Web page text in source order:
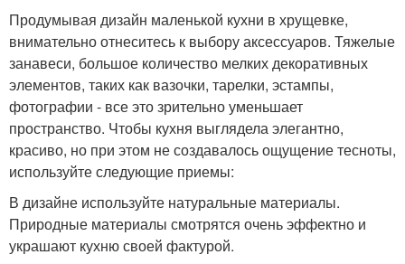
Продумывая дизайн маленькой кухни в хрущевке,
внимательно отнеситесь к выбору аксессуаров. Тяжелые
занавеси, большое количество мелких декоративных
элементов, таких как вазочки, тарелки, эстампы,
фотографии - все это зрительно уменьшает
пространство. Чтобы кухня выглядела элегантно,
красиво, но при этом не создавалось ощущение тесноты,
используйте следующие приемы:
В дизайне используйте натуральные материалы.
Природные материалы смотрятся очень эффектно и
украшают кухню своей фактурой.